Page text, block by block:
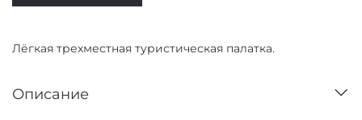
Лёгкая трехместная туристическая палатка.
Описание